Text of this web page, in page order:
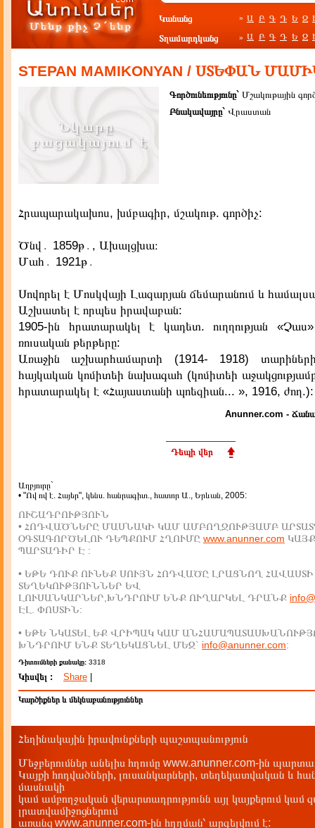
Կանանց » Ա Բ Գ Դ Ե Զ
Տղամարդկանց » Ա Բ Գ Դ Ե Զ
STEPAN MAMIKONYAN / ՍՏԵՓԱՆ
Գործունեությունը` Մշակութային
Բնակավայրը` Վրաստան
Հրապարակախոս, խմբագիր, մշակութ. գործիչ:
Ծնվ․ 1859թ․, Ախալցխա։
Մահ․ 1921թ․
Սովորել է Մոսկվայի Լազարյան ճեմարանում և
Աշխատել է որպես իրավաբան:
1905-ին հրատարակել է կադետ. ուղղության
ռուսական թերթերը:
Առաջին աշխարհամարտի (1914- 1918)
հայկական կոմիտեի նախագահ (կոմիտեի
հրատարակել է «Հայաստանի պոեզիան... », 1916, ժող.):
Anunner.com -
Դեպի վեր
Աղբյուրը`
• "Ով ով է. Հայեր", կենս. հանրագիտ., հատոր Ա., Երևան, 2005:
ՈՒՇԱԴՐՈՒԹՅՈՒՆ
• ՀՈԴՎԱԾՆԵՐԸ ՄԱՍՆԱԿԻ ԿԱՄ ԱՄԲՈՂՋՈՒԹՅԱՄԲ
ՕԳՏԱԳՈՐԾԵԼՈՒ ԴԵՊՔՈՒՄ ՀՂՈՒՄԸ www.anunner.com
ՊԱՐՏԱԴԻՐ Է :
• ԵԹԵ ԴՈՒՔ ՈՒՆԵՔ ՍՈՒՅՆ ՀՈԴՎԱԾԸ ԼՐԱՑՆՈՂ ՀԱՎԱՍՏԻ
ՏԵՂԵԿՈՒԹՅՈՒՆՆԵՐ ԵՎ
ԼՈՒՍԱՆԿԱՐՆԵՐ,ԽՆԴՐՈՒՄ ԵՆՔ ՈՒՂԱՐԿԵԼ ԴՐԱՆՔ
ԷԼ. ՓՈՍՏԻՆ:
• ԵԹԵ ՆԿԱՏԵԼ ԵՔ ՎՐԻՊԱԿ ԿԱՄ
ԽՆԴՐՈՒՄ ԵՆՔ ՏԵՂԵԿԱՑՆԵԼ ՄԵԶ` info@anunner.com:
Դիտումների քանակը: 3318
Կիսվել : Share
Կարծիքներ և մեկնաբանություններ
Հեղինակային իրավունքների պաշտպանություն
Մեջբերումներ անելիս հղումը www.anunner.com-ին
Կայքի հոդվածների, լուսանկարների, տեղեկատվական և
մասնակի
կամ ամբողջական վերարտադրությունն այլ կայքերում կամ
լրատվամիջոցներում
առանց www.anunner.com-ին հղղման՝ արգելվում է: